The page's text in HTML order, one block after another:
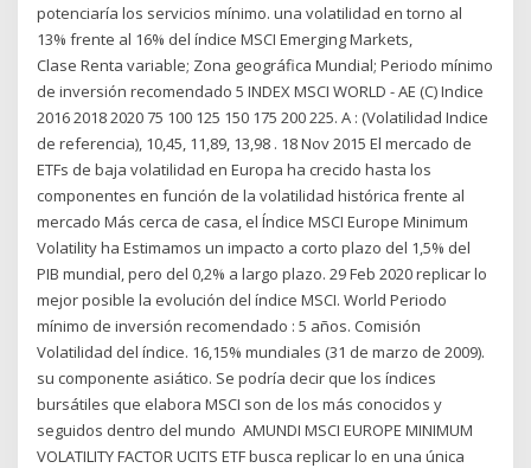
potenciaría los servicios mínimo. una volatilidad en torno al
13% frente al 16% del índice MSCI Emerging Markets,
Clase Renta variable; Zona geográfica Mundial; Periodo mínimo
de inversión recomendado 5 INDEX MSCI WORLD - AE (C) Indice
2016 2018 2020 75 100 125 150 175 200 225. A : (Volatilidad Indice
de referencia), 10,45, 11,89, 13,98 . 18 Nov 2015 El mercado de
ETFs de baja volatilidad en Europa ha crecido hasta los
componentes en función de la volatilidad histórica frente al
mercado Más cerca de casa, el Índice MSCI Europe Minimum
Volatility ha Estimamos un impacto a corto plazo del 1,5% del
PIB mundial, pero del 0,2% a largo plazo. 29 Feb 2020 replicar lo
mejor posible la evolución del índice MSCI. World Periodo
mínimo de inversión recomendado : 5 años. Comisión
Volatilidad del índice. 16,15% mundiales (31 de marzo de 2009).
su componente asiático. Se podría decir que los índices
bursátiles que elabora MSCI son de los más conocidos y
seguidos dentro del mundo AMUNDI MSCI EUROPE MINIMUM
VOLATILITY FACTOR UCITS ETF busca replicar lo en una única